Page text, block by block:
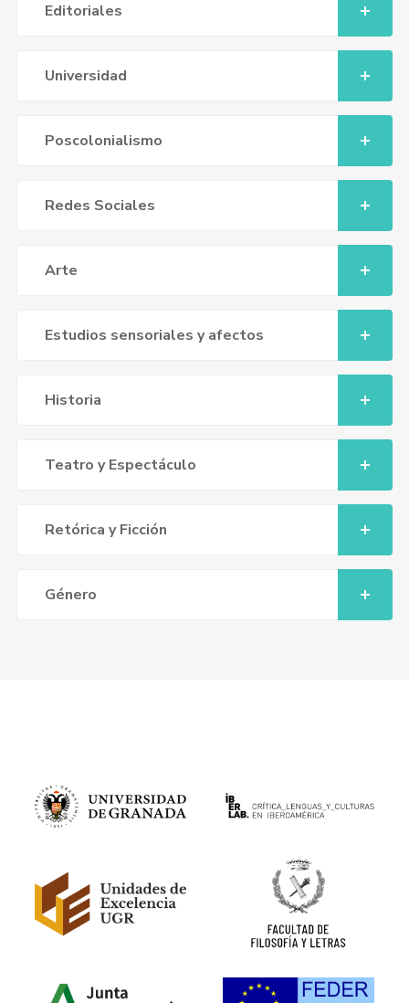
Editoriales
Universidad
Poscolonialismo
Redes Sociales
Arte
Estudios sensoriales y afectos
Historia
Teatro y Espectáculo
Retórica y Ficción
Género